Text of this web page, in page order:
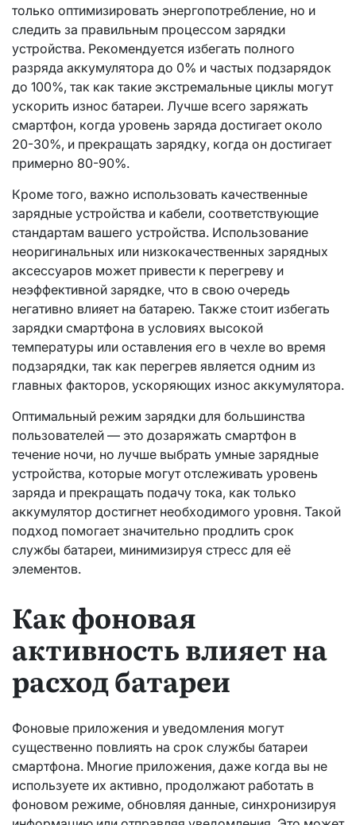
только оптимизировать энергопотребление, но и
следить за правильным процессом зарядки
устройства. Рекомендуется избегать полного
разряда аккумулятора до 0% и частых подзарядок
до 100%, так как такие экстремальные циклы могут
ускорить износ батареи. Лучше всего заряжать
смартфон, когда уровень заряда достигает около
20-30%, и прекращать зарядку, когда он достигает
примерно 80-90%.
Кроме того, важно использовать качественные
зарядные устройства и кабели, соответствующие
стандартам вашего устройства. Использование
неоригинальных или низкокачественных зарядных
аксессуаров может привести к перегреву и
неэффективной зарядке, что в свою очередь
негативно влияет на батарею. Также стоит избегать
зарядки смартфона в условиях высокой
температуры или оставления его в чехле во время
подзарядки, так как перегрев является одним из
главных факторов, ускоряющих износ аккумулятора.
Оптимальный режим зарядки для большинства
пользователей — это дозаряжать смартфон в
течение ночи, но лучше выбрать умные зарядные
устройства, которые могут отслеживать уровень
заряда и прекращать подачу тока, как только
аккумулятор достигнет необходимого уровня. Такой
подход помогает значительно продлить срок
службы батареи, минимизируя стресс для её
элементов.
Как фоновая
активность влияет на
расход батареи
Фоновые приложения и уведомления могут
существенно повлиять на срок службы батареи
смартфона. Многие приложения, даже когда вы не
используете их активно, продолжают работать в
фоновом режиме, обновляя данные, синхронизируя